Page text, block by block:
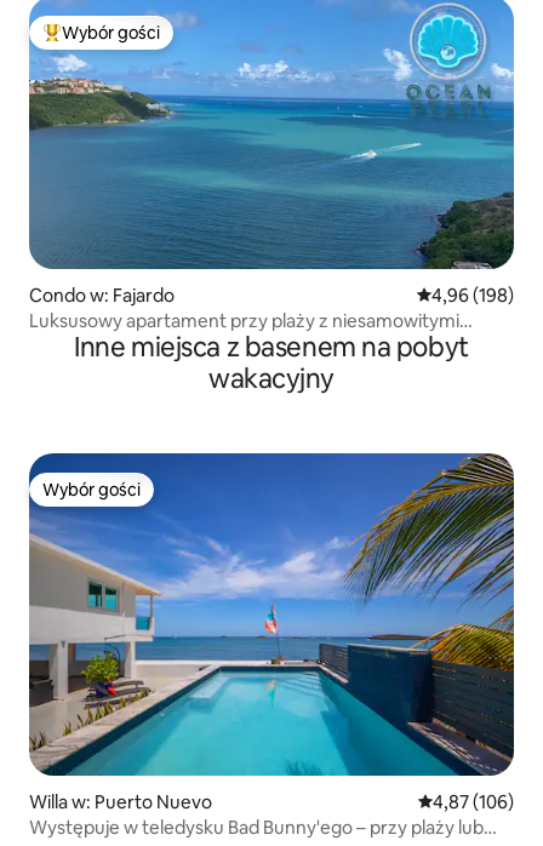
Najpopularniejsze z kategorii Wybór gości
Wybór gości
Condo w: Fajardo Średnia
4,96 (198)
Luksusowy apartament przy plaży z niesamowitymi
widokamiInne miejsca z basenem na pobyt
wakacyjny
Wybór gości
Wybór gości
Willa w: Puerto Nuevo Średnia
4,87 (106)
Występuje w teledysku Bad Bunny'ego – przy plaży lub